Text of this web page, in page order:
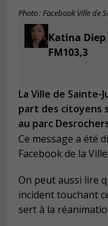
Photo : Facebook Ville de
Katina Diep
FM103,3
La Ville de Sainte-
part des citoyens
au parc
Ce message a été
Facebook de la Ville.
On peut aussi lire
incident touchant
sert à la